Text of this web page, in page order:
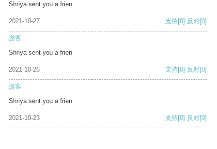
Shriya sent you a frien
2021-10-27 支持[0] 反对[0]
游客
Shriya sent you a frien
2021-10-26 支持[0] 反对[0]
游客
Shriya sent you a frien
2021-10-23 支持[0] 反对[0]